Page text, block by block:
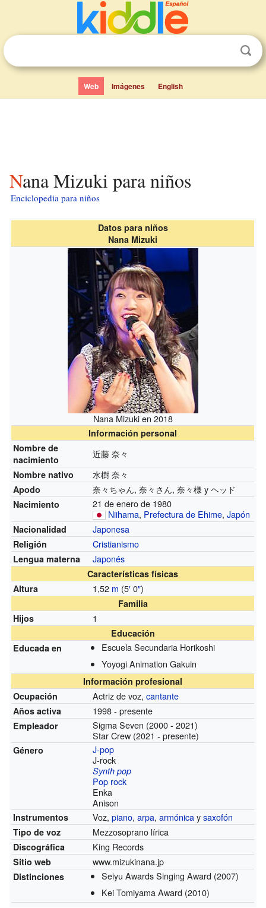
Web Imágenes English
Nana Mizuki para niños
Enciclopedia para niños
Datos para niños
Nana Mizuki
Nana Mizuki en 2018
Información personal
Nombre de
nacimiento
近藤 奈々
Nombre nativo 水樹 奈々
Apodo 奈々ちゃん, 奈々さん, 奈々様 y ヘッド
Nacimiento
21 de enero de 1980
Niihama, Prefectura de Ehime,Japón
Nacionalidad Japonesa
Religión Cristianismo
Lengua materna Japonés
Características físicas
Altura
1,52 m (5′0″)
Familia
Hijos
1
Educación
Educada en
Escuela Secundaria Horikoshi
Yoyogi Animation Gakuin
Información profesional
Ocupación
Actriz de voz,cantante
Años activa 1998 - presente
Empleador
Sigma Seven (2000 - 2021)
Star Crew (2021 - presente)
Género
J-pop
J-rock
Synth pop
Pop rock
Enka
Anison
Instrumentos Voz,piano,arpa,armónicaysaxofón
Tipo de voz Mezzosoprano lírica
Discográfica King Records
Sitio web www.mizukinana.jp
Distinciones Seiyu Awards Singing Award (2007)
Kei Tomiyama Award (2010)